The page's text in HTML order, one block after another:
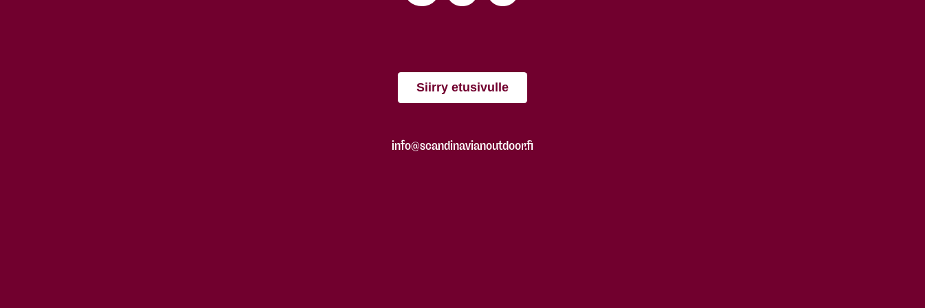
Siirry etusivulle
info@scandinavianoutdoor.fi